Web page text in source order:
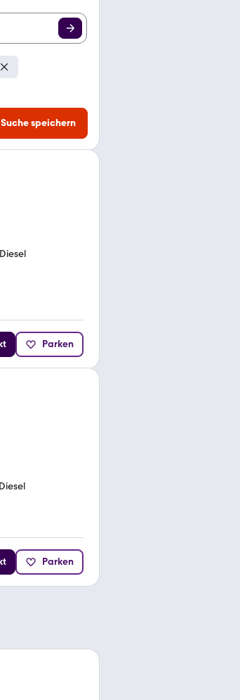
Suche speichern
Diesel
Parken
Diesel
Parken